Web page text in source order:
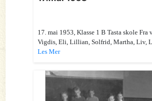
17. mai 1953, Klasse 1 B Tasta skole Fra
Vigdis, Eli, Lillian, Solfrid, Martha, Liv,
Les Mer